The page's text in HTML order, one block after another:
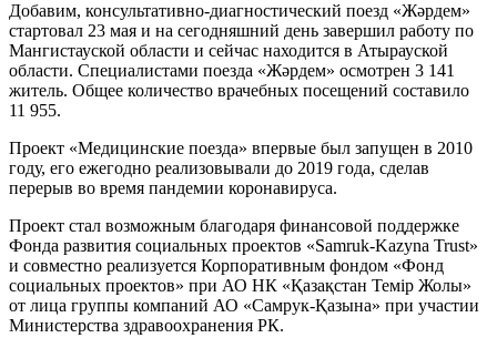
Добавим, консультативно-диагностический поезд «Жәрдем»
стартовал 23 мая и на сегодняшний день завершил работу по
Мангистауской области и сейчас находится в Атырауской
области. Специалистами поезда «Жәрдем» осмотрен 3 141
житель. Общее количество врачебных посещений составило
11 955.
Проект «Медицинские поезда» впервые был запущен в 2010
году, его ежегодно реализовывали до 2019 года, сделав
перерыв во время пандемии коронавируса.
Проект стал возможным благодаря финансовой поддержке
Фонда развития социальных проектов «Samruk-Kazyna Trust»
и совместно реализуется Корпоративным фондом «Фонд
социальных проектов» при АО НК «Қазақстан Темір Жолы»
от лица группы компаний АО «Самрук-Қазына» при участии
Министерства здравоохранения РК.